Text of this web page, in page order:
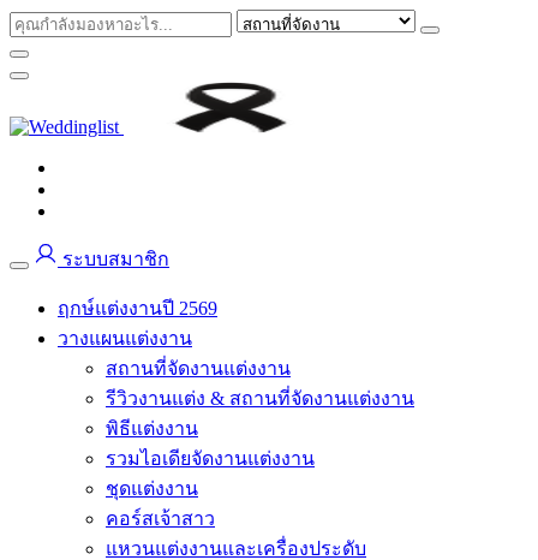
ระบบสมาชิก
ฤกษ์แต่งงานปี 2569
วางแผนแต่งงาน
สถานที่จัดงานแต่งงาน
รีวิวงานแต่ง & สถานที่จัดงานแต่งงาน
พิธีแต่งงาน
รวมไอเดียจัดงานแต่งงาน
ชุดแต่งงาน
คอร์สเจ้าสาว
แหวนแต่งงานและเครื่องประดับ